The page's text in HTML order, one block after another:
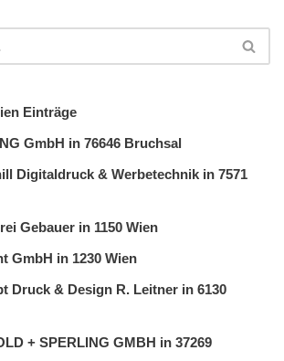
Einträge
GmbH in 76646 Bruchsal
Digitaldruck & Werbetechnik in 7571
Gebauer in 1150 Wien
GmbH in 1230 Wien
Druck & Design R. Leitner in 6130
+ SPERLING GMBH in 37269